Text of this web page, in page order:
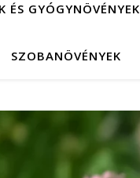
ÉS GYÓGYNÖVÉNYEK
SZOBANÖVÉNYEK